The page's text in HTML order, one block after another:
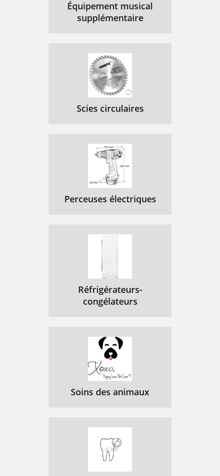
Équipement musical
supplémentaire
Scies circulaires
Perceuses électriques
Réfrigérateurs-
congélateurs
Soins des animaux